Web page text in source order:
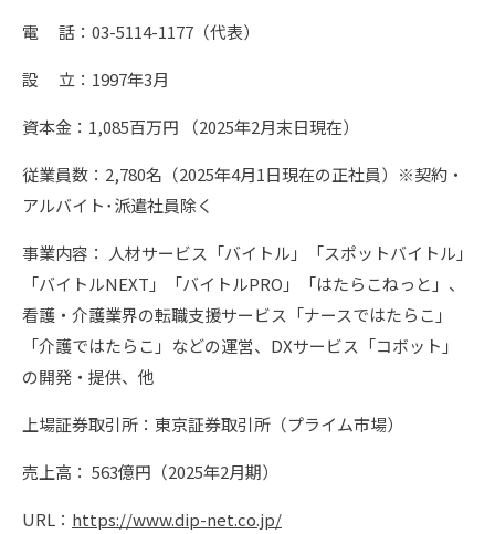
電 話：03-5114-1177（代表）
設 立：1997年3月
資本金：1,085百万円 （2025年2月末日現在）
従業員数：2,780名（2025年4月1日現在の正社員）※契約・
アルバイト･派遣社員除く
事業内容： 人材サービス「バイトル」「スポットバイトル」
「バイトルNEXT」「バイトルPRO」「はたらこねっと」、
看護・介護業界の転職支援サービス「ナースではたらこ」
「介護ではたらこ」などの運営、DXサービス「コボット」
の開発・提供、他
上場証券取引所：東京証券取引所（プライム市場）
売上高： 563億円（2025年2月期）
URL： https://www.dip-net.co.jp/